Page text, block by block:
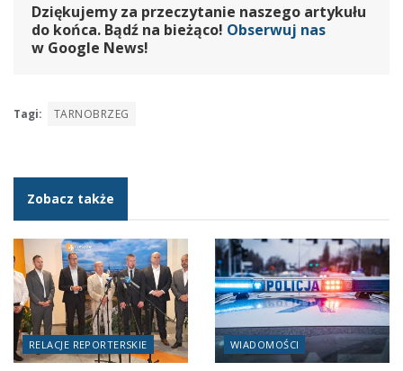
Dziękujemy za przeczytanie naszego artykułu
do końca. Bądź na bieżąco! Obserwuj nas
w Google News!
Tagi: TARNOBRZEG
Zobacz także
RELACJE REPORTERSKIE WIADOMOŚCI